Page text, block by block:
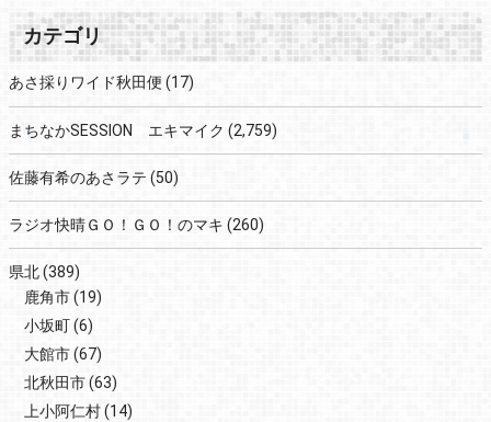
カテゴリ
あさ採りワイド秋田便 (17)
まちなかSESSION エキマイク (2,759)
佐藤有希のあさラテ (50)
ラジオ快晴ＧＯ！ＧＯ！のマキ (260)
県北(389)
鹿角市(19)
小坂町(6)
大館市(67)
北秋田市(63)
上小阿仁村(14)